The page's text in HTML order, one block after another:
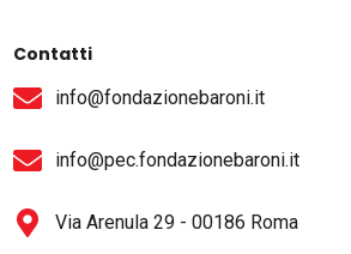
Contatti
info@fondazionebaroni.it
info@pec.fondazionebaroni.it
Via Arenula 29 - 00186 Roma